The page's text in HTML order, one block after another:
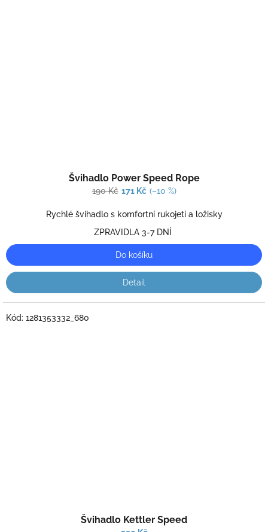
hodnocení
produktu
2,0
5
hvězdiček.
Švihadlo Power Speed Rope
190 Kč 171 Kč (–10 %)
Rychlé švihadlo s komfortní rukojetí a ložisky
ZPRAVIDLA 3-7 DNÍ
Do košíku
Detail
hodnocení
Švihadlo Kettler Speed
Kód: 1281353332_680